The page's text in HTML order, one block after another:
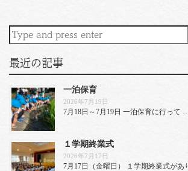
最近の記事
一泊保育
2026年7月19日
7月18日～7月19日 一泊保育に行って …
１学期終業式
2026年7月17日
7月17日（金曜日） １学期終業式があ